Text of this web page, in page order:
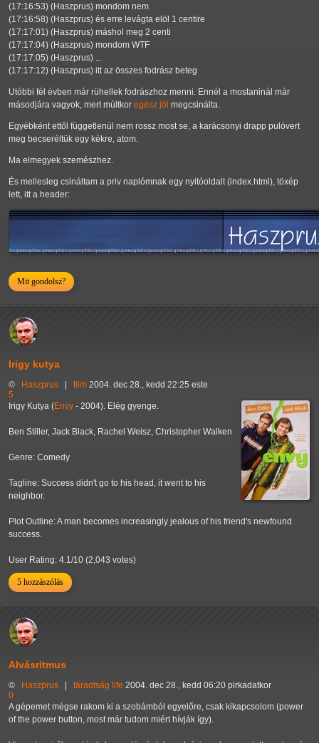
(17:16:53) (Haszprus) mondom nem
(17:16:58) (Haszprus) és erre levágta elöl 1 centire
(17:17:01) (Haszprus) máshol meg 2 centi
(17:17:04) (Haszprus) mondom WTF
(17:17:05) (Haszprus) ...
(17:17:12) (Haszprus) itt az összes fodrász beteg
Utóbbi fél évben már rühellek fodrászhoz menni. Ennél a mostaninál már
másodjára vagyok, mert múltkor egész jól megcsinálta.
Egyébként ettől függetlenül nem rossz most se, a karácsonyi drapp pulóvert
meg becseréltük egy kékre, atom.
Ma elmegyek szemészhez.
És mellesleg csináltam a priv naplómnak egy nyitóoldalt (index.html), töxép
lett, itt a header:
Mit gondolsz?
Irigy kutya
© Haszprus film 2004. dec 28., kedd 22:25 este
5
Irigy Kutya (Envy - 2004). Elég gyenge.
Ben Stiller, Jack Black, Rachel Weisz, Christopher Walken
Genre: Comedy
Tagline: Success didn't go to his head, it went to his
neighbor.
Plot Outline: A man becomes increasingly jealous of his friend's newfound
success.
User Rating: 4.1/10 (2,043 votes)
5 hozzászólás
Alvásritmus
© Haszprus fáradtság life 2004. dec 28., kedd 06:20 pirkadatkor
0
A gépemet mégse rakom ki a szobámból egyelőre, csak kikapcsolom (power
of the power button, most már tudom miért hívják így).